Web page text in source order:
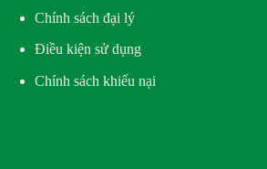
Chính sách đại lý
Điều kiện sử dụng
Chính sách khiếu nại